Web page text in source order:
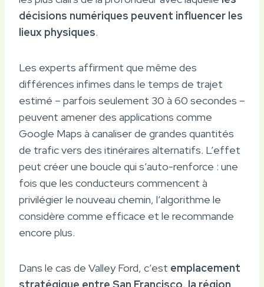
décisions numériques peuvent influencer les
lieux physiques.
Les experts affirment que même des
différences infimes dans le temps de trajet
estimé – parfois seulement 30 à 60 secondes –
peuvent amener des applications comme
Google Maps à canaliser de grandes quantités
de trafic vers des itinéraires alternatifs. L’effet
peut créer une boucle qui s’auto-renforce : une
fois que les conducteurs commencent à
privilégier le nouveau chemin, l’algorithme le
considère comme efficace et le recommande
encore plus.
Dans le cas de Valley Ford, c’est emplacement
stratégique entre San Francisco, la région